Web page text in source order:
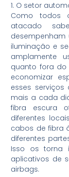
1. O setor
Como todos
atacado
iluminação e
amplamente
quanto fora do
economizar
esses
mais a cada
fibra escura
diferentes
cabos de fibra
diferentes
Isso os torna
aplicativos de
airbags.